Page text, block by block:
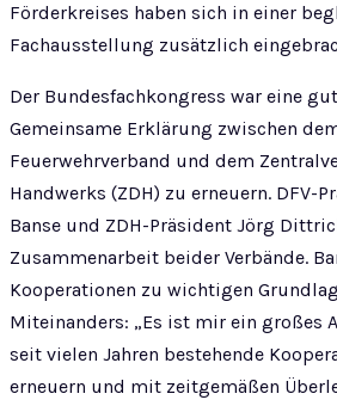
Förderkreises haben sich in einer
Fachausstellung zusätzlich
Der Bundesfachkongress war eine
Gemeinsame Erklärung zwischen
Feuerwehrverband und dem
Handwerks (ZDH) zu erneuern. DFV-
Banse und ZDH-Präsident Jörg
Zusammenarbeit beider Verbände.
Kooperationen zu wichtigen
Miteinanders: „Es ist mir ein großes
seit vielen Jahren bestehende
erneuern und mit zeitgemäßen